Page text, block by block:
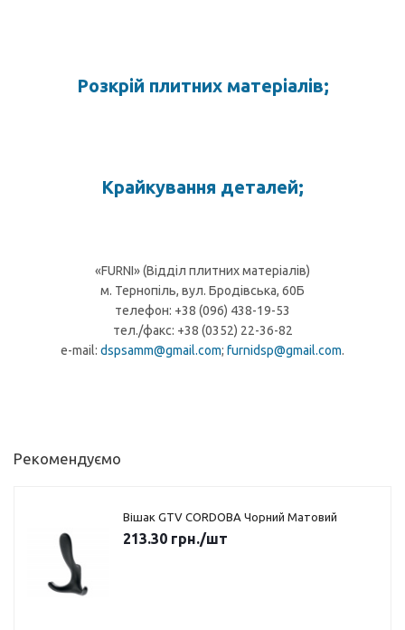
Розкрій плитних матеріалів;
Крайкування деталей;
«FURNI» (Відділ плитних матеріалів)
м. Тернопіль, вул. Бродівська, 60Б
телефон: +38 (096) 438-19-53
тел./факс: +38 (0352) 22-36-82
e-mail: dspsamm@gmail.com; furnidsp@gmail.com.
Рекомендуємо
Вішак GTV CORDOBA Чорний Матовий
213.30 грн./шт